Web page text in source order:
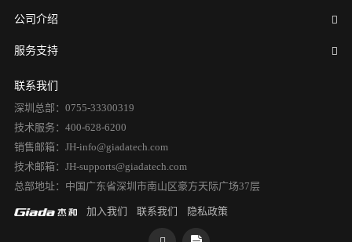
公司介绍
服务支持
联系我们
深圳总部：0755-33300319
技术服务：400-628-6200
销售邮箱：JH-info@giadatech.com
技术邮箱：JH-supports@giadatech.com
总部地址：中国广东省深圳市南山区豪方天际广场37层
加入我们 联系我们 隐私政策